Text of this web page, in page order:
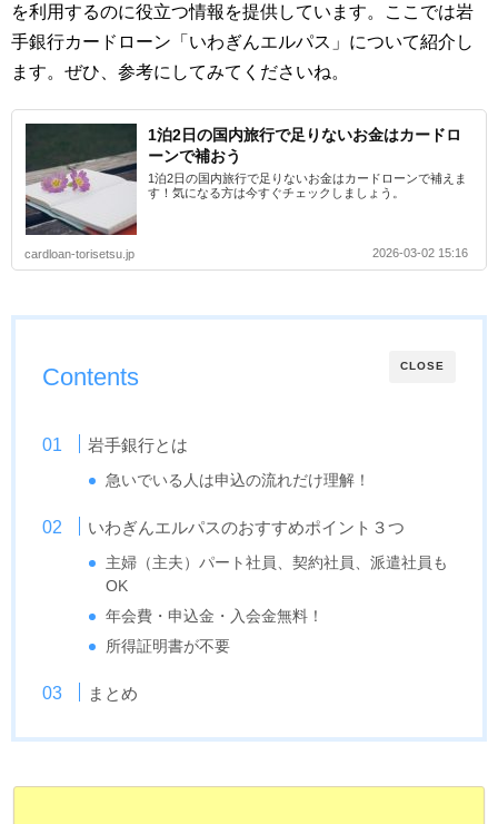
を利用するのに役立つ情報を提供しています。ここでは岩
手銀行カードローン「いわぎんエルパス」について紹介し
ます。ぜひ、参考にしてみてくださいね。
1泊2日の国内旅行で足りないお金はカードロ
ーンで補おう
1泊2日の国内旅行で足りないお金はカードローンで補えま
す！気になる方は今すぐチェックしましょう。
cardloan-torisetsu.jp 2026-03-02 15:16
CLOSE
Contents
岩手銀行とは
急いでいる人は申込の流れだけ理解！
いわぎんエルパスのおすすめポイント３つ
主婦（主夫）パート社員、契約社員、派遣社員も
OK
年会費・申込金・入会金無料！
所得証明書が不要
まとめ